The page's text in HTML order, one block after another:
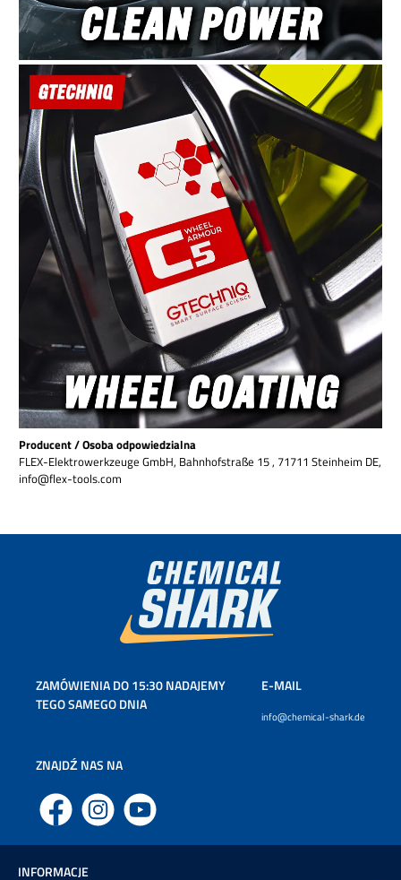
Producent / Osoba odpowiedzialna
FLEX-Elektrowerkzeuge GmbH, Bahnhofstraße 15 , 71711 Steinheim DE,
info@flex-tools.com
ZAMÓWIENIA DO 15:30 NADAJEMY
TEGO SAMEGO DNIA
E-MAIL
info@chemical-shark.de
ZNAJDŹ NAS NA
Facebook Instagram YouTube
INFORMACJE